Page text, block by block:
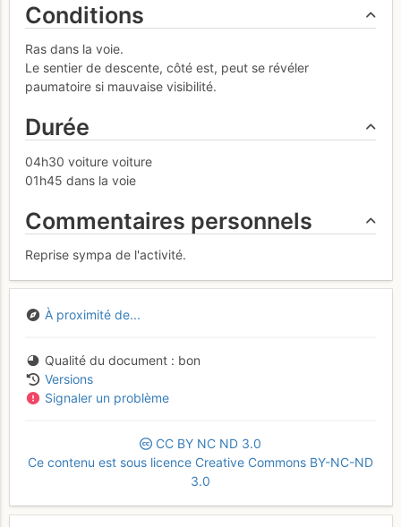
Conditions
Ras dans la voie.
Le sentier de descente, côté est, peut se révéler
paumatoire si mauvaise visibilité.
Durée
04h30 voiture voiture
01h45 dans la voie
Commentaires personnels
Reprise sympa de l'activité.
À proximité de...
Qualité du document
bon
Versions
Signaler un problème
CC BY NC ND 3.0
Ce contenu est sous licence Creative Commons BY-NC-ND
3.0